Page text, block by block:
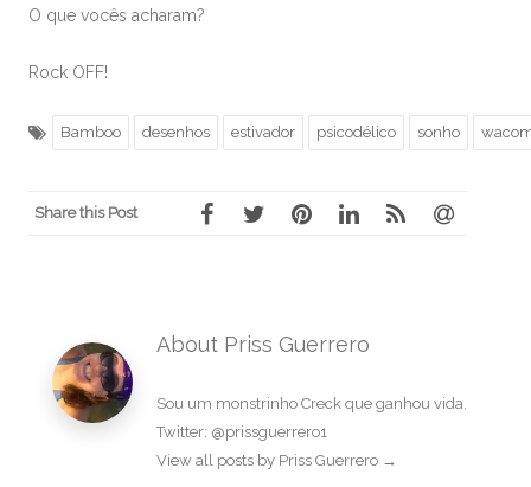
O que vocês acharam?
Rock OFF!
Bamboo desenhos estivador psicodélico sonho
Share this Post
About Priss Guerrero
Sou um monstrinho Creck que ganhou vida.
Twitter: @prissguerrero1
View all posts by Priss Guerrero →